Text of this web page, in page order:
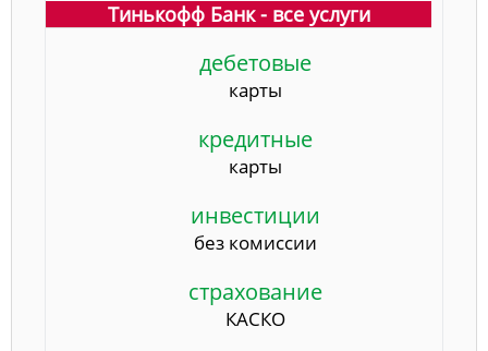
Тинькофф Банк - все услуги
дебетовые
карты
кредитные
карты
инвестиции
без комиссии
страхование
КАСКО